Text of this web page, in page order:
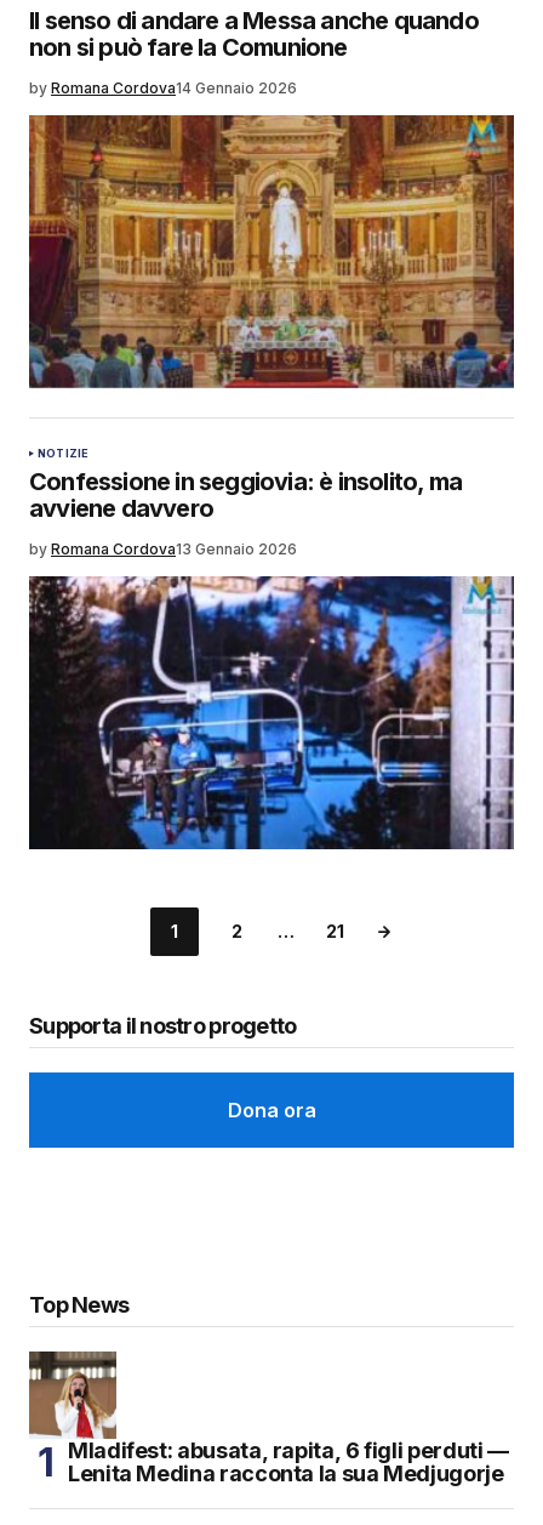
Il senso di andare a Messa anche quando
non si può fare la Comunione
by Romana Cordova14 Gennaio 2026
NOTIZIE
Confessione in seggiovia: è insolito, ma
avviene davvero
by Romana Cordova13 Gennaio 2026
1 2 … 21
Supporta il nostro progetto
Dona ora
Top News
Mladifest: abusata, rapita, 6 figli perduti —
Lenita Medina racconta la sua Medjugorje